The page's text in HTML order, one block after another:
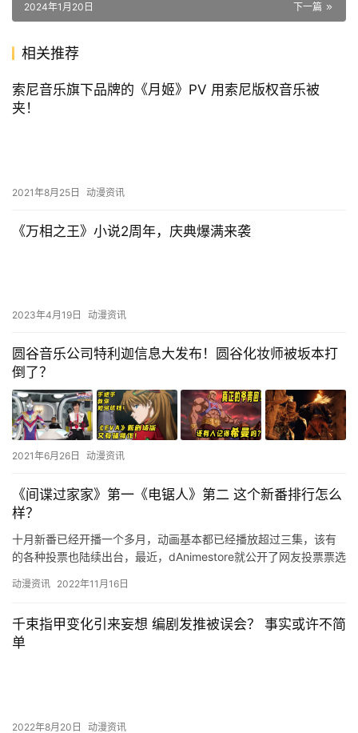
下一篇
2024年1月20日
相关推荐
索尼音乐旗下品牌的《月姬》PV 用索尼版权音乐被
夹！
2021年8月25日 动漫资讯
《万相之王》小说2周年，庆典爆满来袭
2023年4月19日 动漫资讯
圆谷音乐公司特利迦信息大发布！圆谷化妆师被坂本打
倒了？
2021年6月26日 动漫资讯
《间谍过家家》第一《电锯人》第二 这个新番排行怎么
样？
十月新番已经开播一个多月，动画基本都已经播放超过三集，该有
的各种投票也陆续出台，最近，dAnimestore就公开了网友投票票选
动漫资讯 2022年11月16日
千束指甲变化引来妄想 编剧发推被误会？ 事实或许不简
单
2022年8月20日 动漫资讯